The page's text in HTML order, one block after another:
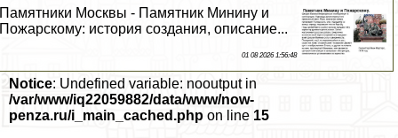
Памятники Москвы - Памятник Минину и
Пожарскому: история создания, описание...
01 08 2026 1:56:48
Notice: Undefined variable: nooutput in
/var/www/iq22059882/data/www/now-
penza.ru/i_main_cached.php on line 15